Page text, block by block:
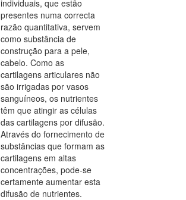
individuais, que estão
presentes numa correcta
razão quantitativa, servem
como substância de
construção para a pele,
cabelo. Como as
cartilagens articulares não
são irrigadas por vasos
sanguíneos, os nutrientes
têm que atingir as células
das cartilagens por difusão.
Através do fornecimento de
substâncias que formam as
cartilagens em altas
concentrações, pode-se
certamente aumentar esta
difusão de nutrientes.